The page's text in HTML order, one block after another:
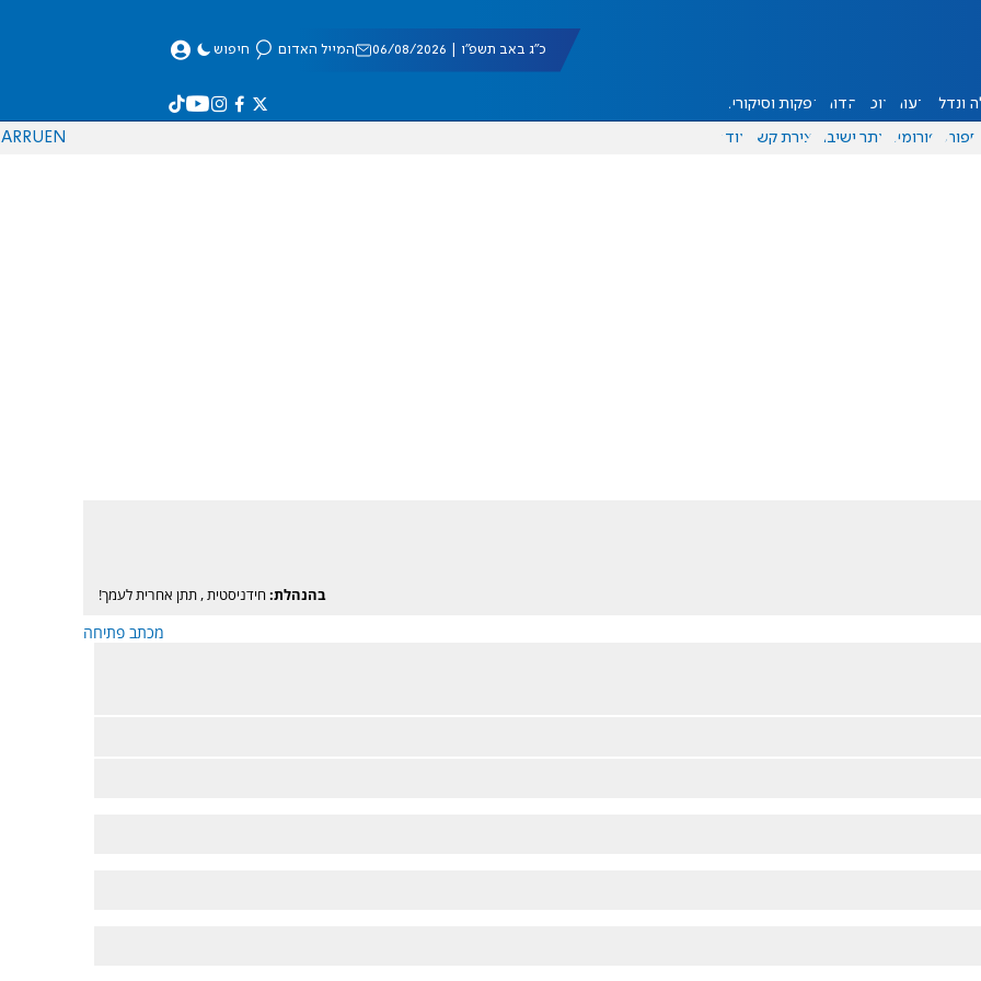
כ"ג באב תשפ"ו | 06/08/2026 המייל האדום חיפוש
ונדל"ן דעות אוכל יהדות הפקות וסיקורים
ספורט פורומים אתר ישיבה יצירת קשר עוד EN
RU
AR
בהנהלת:חידניסטית,תתן אחרית לעמך!
מכתב פתיחה